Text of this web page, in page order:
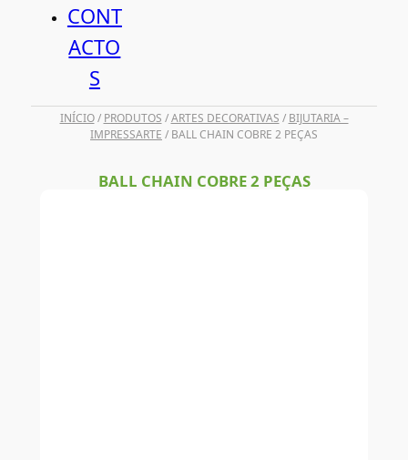
CONT
ACTO
S
INÍCIO/ PRODUTOS /ARTES DECORATIVAS / BIJUTARIA –
IMPRESSARTE / BALL CHAIN COBRE 2 PEÇAS
BALL CHAIN COBRE 2 PEÇAS